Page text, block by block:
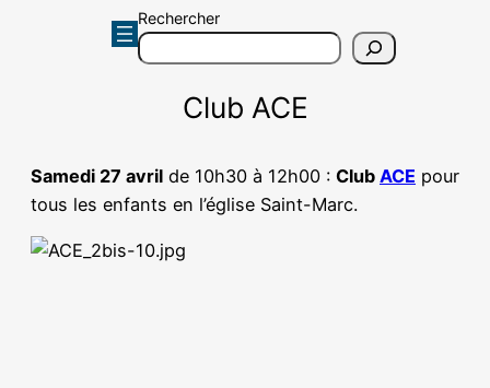
Rechercher
Club ACE
Samedi 27 avril de 10h30 à 12h00 : Club ACE pour
tous les enfants en l’église Saint-Marc.